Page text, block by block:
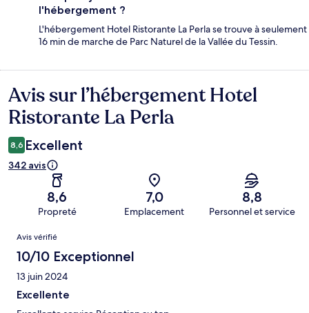
l'hébergement ?
L'hébergement Hotel Ristorante La Perla se trouve à seulement
16 min de marche de Parc Naturel de la Vallée du Tessin.
Avis
Avis sur l’hébergement Hotel
Ristorante La Perla
8,6 Excellent
342 avis
8,6
Propreté
7,0
Emplacement
8,8
Personnel et service
Avis
Avis vérifié
10/10 Exceptionnel
13 juin 2024
Excellente